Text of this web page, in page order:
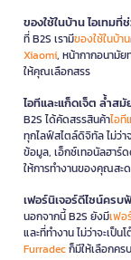
ของใช้ในบ้าน ไอเทม
ที่ B2S เรามีของใช้ในบ้าน
Xiaomi, หน้ากากอนามั
ให้คุณเลือกสรร
ไอทีและแก็ดเจ็ต ล้ำส
B2S ได้คัดสรรสินค้าไอที
ทุกไลฟ์สไตล์ดิจิทัล ไม่ว่า
ข้อมูล, เอ็กซ์เทอนัลฮาร์
ให้การทำงานของคุณสะ
เฟอร์นิเจอร์ดีไซน์ครบ
นอกจากนี้ B2S ยังมีเฟอ
และที่ทำงาน ไม่ว่าจะเป็
Furradecก็มีให้เลือกคร